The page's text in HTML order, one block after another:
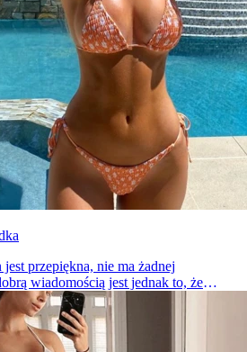
przepiękna, nie ma żadnej
wiadomością jest jednak to, że
sesji, wybiegów i błysku fleszy,
dziewczyną.